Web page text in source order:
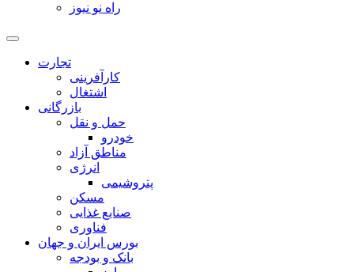
راه نو نیوز
تجارت
کارآفرینی
اشتغال
بازرگانی
حمل و نقل
خودرو
مناطق آزاد
انرژی
پتروشیمی
مسکن
صنایع غذایی
فناوری
بورس ایران و جهان
بانک و بودجه